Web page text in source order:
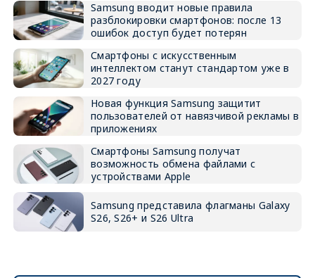
Samsung вводит новые правила
разблокировки смартфонов: после 13
ошибок доступ будет потерян
Смартфоны с искусственным
интеллектом станут стандартом уже в
2027 году
Новая функция Samsung защитит
пользователей от навязчивой рекламы в
приложениях
Смартфоны Samsung получат
возможность обмена файлами с
устройствами Apple
Samsung представила флагманы Galaxy
S26, S26+ и S26 Ultra